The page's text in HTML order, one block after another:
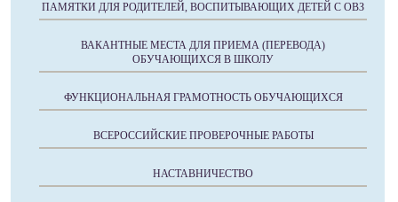
ПАМЯТКИ ДЛЯ РОДИТЕЛЕЙ, ВОСПИТЫВАЮЩИХ ДЕТЕЙ С ОВЗ
ВАКАНТНЫЕ МЕСТА ДЛЯ ПРИЕМА (ПЕРЕВОДА)
ОБУЧАЮЩИХСЯ В ШКОЛУ
ФУНКЦИОНАЛЬНАЯ ГРАМОТНОСТЬ ОБУЧАЮЩИХСЯ
ВСЕРОССИЙСКИЕ ПРОВЕРОЧНЫЕ РАБОТЫ
НАСТАВНИЧЕСТВО